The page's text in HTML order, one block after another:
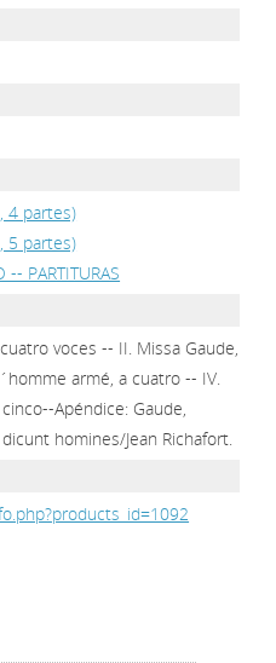
4 partes)
5 partes)
PARTITURAS
voces -- II. Missa Gaude,
armé, a cuatro -- IV.
Apéndice: Gaude,
homines/Jean Richafort.